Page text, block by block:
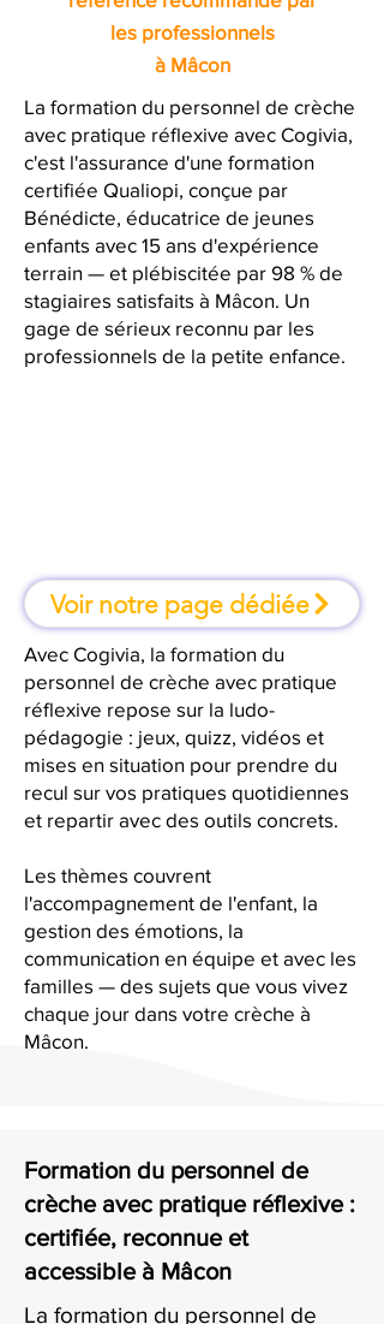
les professionnels
à Mâcon
La formation du personnel de crèche
avec pratique réflexive avec Cogivia,
c'est l'assurance d'une formation
certifiée Qualiopi, conçue par
Bénédicte, éducatrice de jeunes
enfants avec 15 ans d'expérience
terrain — et plébiscitée par 98 % de
stagiaires satisfaits à Mâcon. Un
gage de sérieux reconnu par les
professionnels de la petite enfance.
Voir notre page dédiée
Avec Cogivia, la formation du
personnel de crèche avec pratique
réflexive repose sur la ludo-
pédagogie : jeux, quizz, vidéos et
mises en situation pour prendre du
recul sur vos pratiques quotidiennes
et repartir avec des outils concrets.
Les thèmes couvrent
l'accompagnement de l'enfant, la
gestion des émotions, la
communication en équipe et avec les
familles — des sujets que vous vivez
chaque jour dans votre crèche à
Mâcon.
Formation du personnel de
crèche avec pratique réflexive :
certifiée, reconnue et
accessible à Mâcon
La formation du personnel de